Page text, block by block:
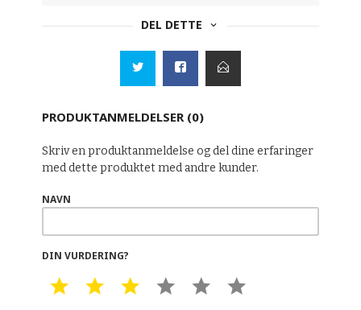
DEL DETTE
PRODUKTANMELDELSER (0)
Skriv en produktanmeldelse og del dine erfaringer
med dette produktet med andre kunder.
NAVN
DIN VURDERING?
1 STAR2 STAR3 STAR4 STAR5 STAR